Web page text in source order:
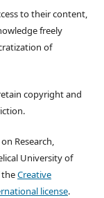
to their content,
freely
of
copyright and
Research,
University of
theCreative
license.